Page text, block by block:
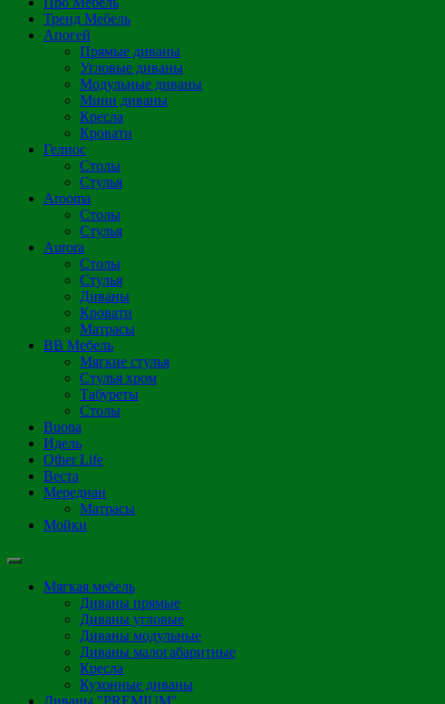
Тренд Мебель
Апогей
Прямые диваны
Угловые диваны
Модульные диваны
Мини диваны
Кресла
Кровати
Гелиос
Столы
Стулья
Arooma
Столы
Стулья
Aurora
Столы
Стулья
Диваны
Кровати
Матрасы
ВВ Мебель
Мягкие стулья
Стулья хром
Табуреты
Столы
Buona
Идель
Other Life
Веста
Мередиан
Матрасы
Мойки
Мягкая мебель
Диваны прямые
Диваны угловые
Диваны модульные
Диваны малогабаритные
Кресла
Кухонные диваны
Диваны "PREMIUM"